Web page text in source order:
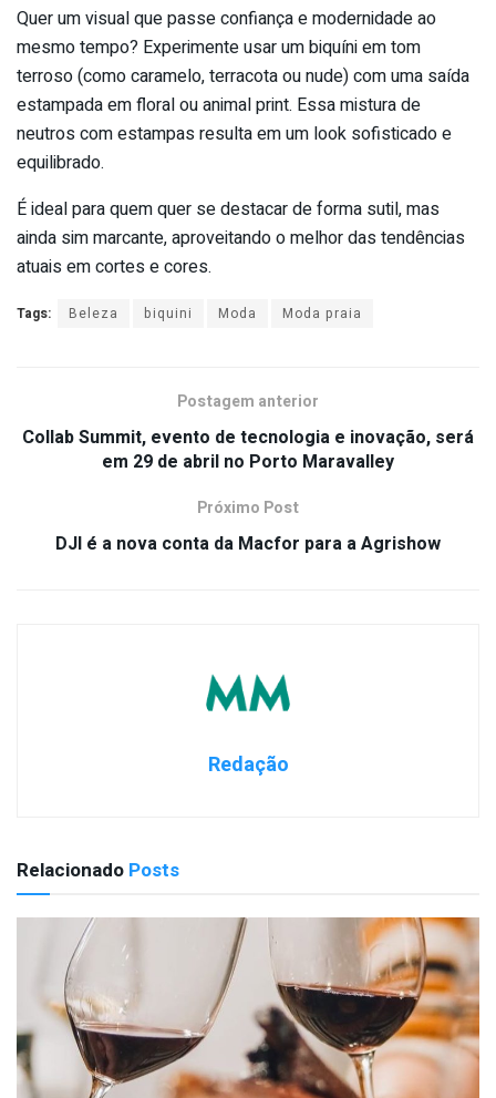
Quer um visual que passe confiança e modernidade ao
mesmo tempo? Experimente usar um biquíni em tom
terroso (como caramelo, terracota ou nude) com uma saída
estampada em floral ou animal print. Essa mistura de
neutros com estampas resulta em um look sofisticado e
equilibrado.
É ideal para quem quer se destacar de forma sutil, mas
ainda sim marcante, aproveitando o melhor das tendências
atuais em cortes e cores.
Tags: Beleza biquini Moda Moda praia
Postagem anterior
Collab Summit, evento de tecnologia e inovação, será
em 29 de abril no Porto Maravalley
Próximo Post
DJI é a nova conta da Macfor para a Agrishow
Redação
Relacionado Posts